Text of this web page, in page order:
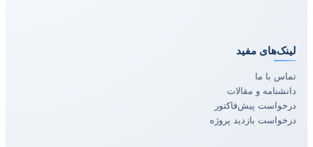
لینک‌های مفید
تماس با ما
دانشنامه و مقالات
درخواست پیش‌فاکتور
درخواست بازدید پروژه